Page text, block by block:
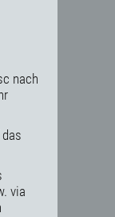
nach
via